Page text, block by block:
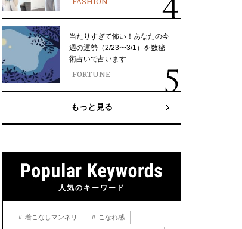
当たりすぎて怖い！あなたの今
週の運勢（2/23〜3/1）を数秘
術占いで占います
FORTUNE
もっと見る
人気のキーワード
着こなしマンネリ こなれ感